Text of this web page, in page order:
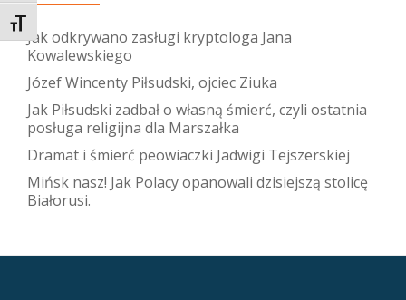
TOGGLE FONT SIZE
Jak odkrywano zasługi kryptologa Jana
Kowalewskiego
Józef Wincenty Piłsudski, ojciec Ziuka
Jak Piłsudski zadbał o własną śmierć, czyli ostatnia
posługa religijna dla Marszałka
Dramat i śmierć peowiaczki Jadwigi Tejszerskiej
Mińsk nasz! Jak Polacy opanowali dzisiejszą stolicę
Białorusi.